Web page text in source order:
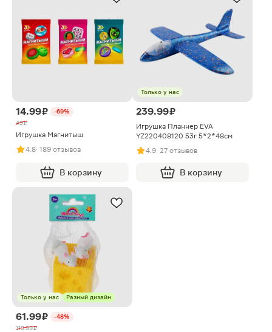
14.99 ₽
-69%
49 ₽
Игрушка Магнитыш
4.8· 189 отзывов
В корзину
Только у нас
239.99 ₽
Игрушка Планнер EVA
YZ220408120 53г 5*2*48см
4.9· 27 отзывов
В корзину
Только у нас Разный дизайн
61.99 ₽
-48%
119.99 ₽